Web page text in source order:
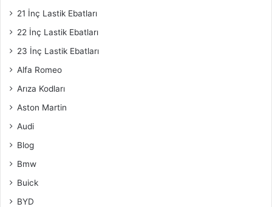
21 İnç Lastik Ebatları
22 İnç Lastik Ebatları
23 İnç Lastik Ebatları
Alfa Romeo
Arıza Kodları
Aston Martin
Audi
Blog
Bmw
Buick
BYD